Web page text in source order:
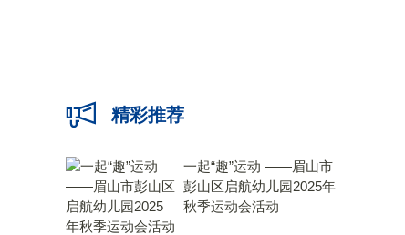
精彩推荐
一起“趣”运动 ——眉山市
彭山区启航幼儿园2025年
秋季运动会活动